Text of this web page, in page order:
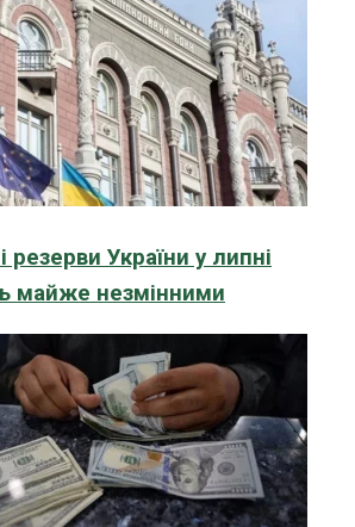
резерви України у липні
майже незмінними